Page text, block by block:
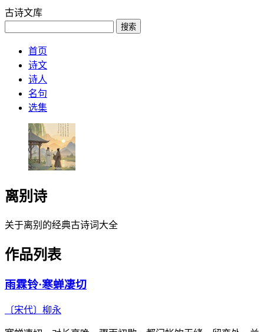
古诗文库
搜索
首页
诗文
诗人
名句
选集
离别诗
关于离别的经典古诗词大全
作品列表
雨霖铃·寒蝉凄切
〔宋代〕 柳永